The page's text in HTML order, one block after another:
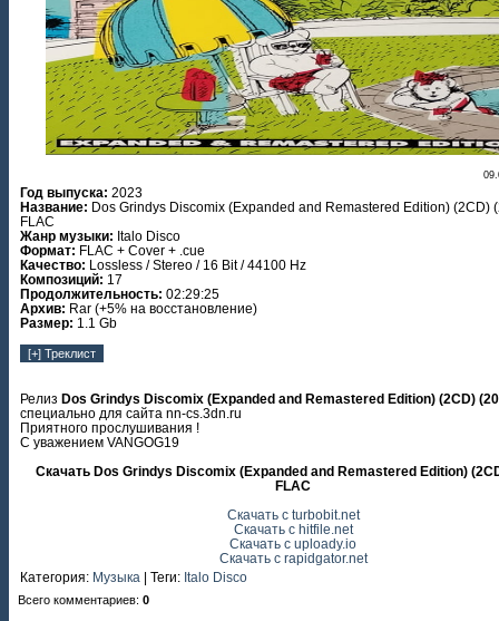
Год выпуска: 2023
Название: Dos Grindys Discomix (Expanded and Remastered Edition) (2CD)
FLAC
Жанр музыки: Italo Disco
Формат: FLAC + Cover + .cue
Качество: Lossless / Stereo / 16 Bit / 44100 Hz
Композиций: 17
Продолжительность: 02:29:25
Архив: Rar (+5% на восстановление)
Размер: 1.1 Gb
Релиз Dos Grindys Discomix (Expanded and Remastered Edition) (2CD)
специально для сайта nn-cs.3dn.ru
Приятного прослушивания !
С уважением VANGOG19
Скачать Dos Grindys Discomix (Expanded and Remastered Edition)
FLAC
Скачать с turbobit.net
Скачать с hitfile.net
Скачать с uploady.io
Скачать с rapidgator.net
Категория: Музыка | Теги: Italo Disco
Всего комментариев: 0